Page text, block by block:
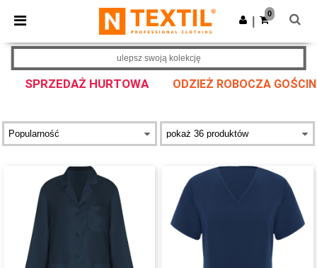
× Aplikacja Ntextil
Lepsze ceny w aplikacji!
Pobierz app
0
SPRZEDAŻ HURTOWA ODZIEŻ ROBOCZA
ulepsz swoją kolekcję